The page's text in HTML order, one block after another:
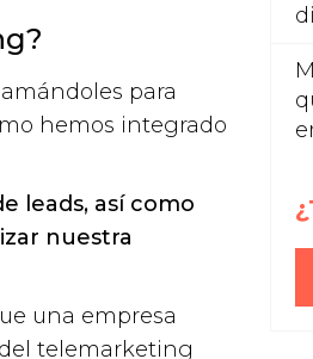
para
hemos integrado
leads, así como
nuestra
una empresa
telemarketing